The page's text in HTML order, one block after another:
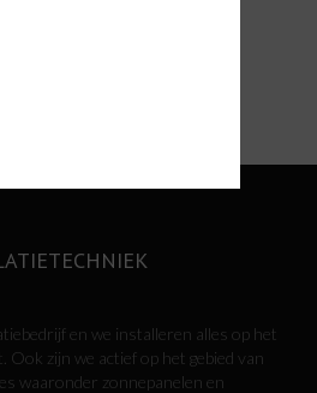
en we installeren alles op het
Ook zijn we actief op het gebied van
waaronder zonnepanelen en